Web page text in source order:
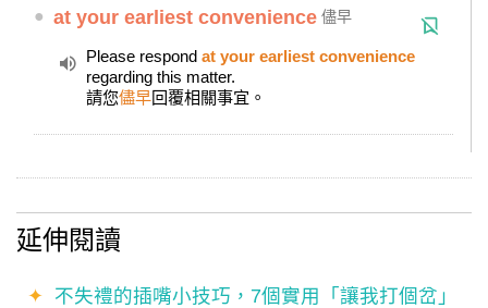
● at your earliest convenience 儘早
Please respond at your earliest convenience
regarding this matter.
請您儘早回覆相關事宜。
延伸閱讀
✦ 不失禮的插嘴小技巧，7個實用「讓我打個岔」